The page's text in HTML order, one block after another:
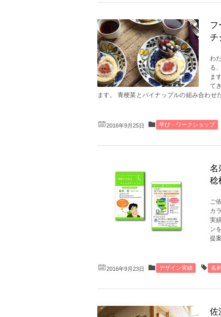
フ
チ
わ
る
ま
て
ます。 青梗菜とパイナップルの組み合わせ
2016年9月25日 学び・ワークショップ
名
稔
ご
カ
実
ン
提
2016年9月23日 デザイン実績 名刺
佐